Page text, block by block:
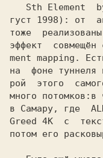
Sth Element
густ 1998): от
тоже  реализованы
эффект
ment mapping.
на  фоне туннеля
рой  этого
много потомков:в
в Самару, где
Greed 4K  с
потом его